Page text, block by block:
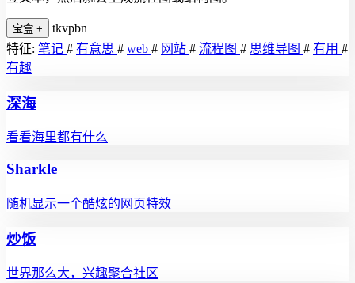
宝盒 +
tkvpbn
特征: 笔记 # 有意思 # web # 网站 # 流程图 # 思维导图 # 有用 #
有趣
深海
看看海里都有什么
Sharkle
随机显示一个酷炫的网页特效
炒饭
世界那么大，兴趣聚合社区